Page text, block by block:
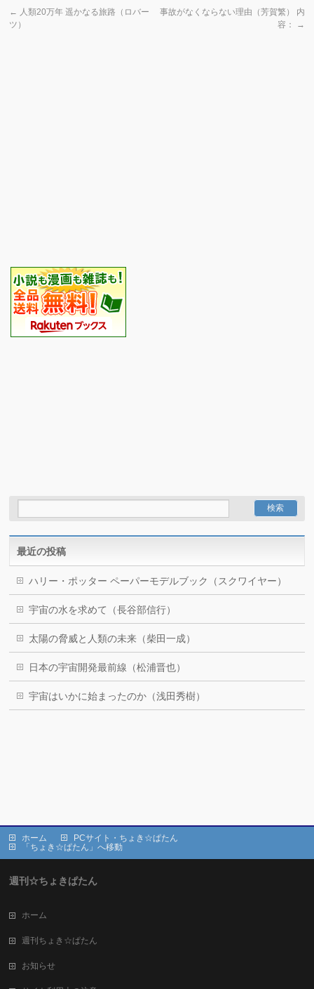
← 人類20万年 遥かなる旅路（ロバー
ツ）
事故がなくならない理由（芳賀繁） 内
容：
→
最近の投稿
ハリー・ポッター ペーパーモデルブック（スクワイヤー）
宇宙の水を求めて（長谷部信行）
太陽の脅威と人類の未来（柴田一成）
日本の宇宙開発最前線（松浦晋也）
宇宙はいかに始まったのか（浅田秀樹）
ホーム
PCサイト・ちょき☆ぱたん
「ちょき☆ぱたん」へ移動
週刊☆ちょきぱたん
ホーム
週刊ちょき☆ぱたん
お知らせ